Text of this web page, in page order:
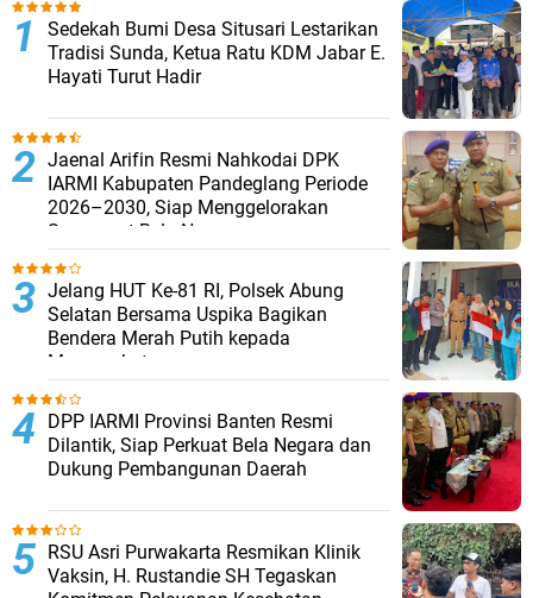
Sedekah Bumi Desa Situsari Lestarikan
Tradisi Sunda, Ketua Ratu KDM Jabar E.
Hayati Turut Hadir
Jaenal Arifin Resmi Nahkodai DPK
IARMI Kabupaten Pandeglang Periode
2026–2030, Siap Menggelorakan
Semangat Bela Negara
Jelang HUT Ke-81 RI, Polsek Abung
Selatan Bersama Uspika Bagikan
Bendera Merah Putih kepada
Masyarakat
DPP IARMI Provinsi Banten Resmi
Dilantik, Siap Perkuat Bela Negara dan
Dukung Pembangunan Daerah
RSU Asri Purwakarta Resmikan Klinik
Vaksin, H. Rustandie SH Tegaskan